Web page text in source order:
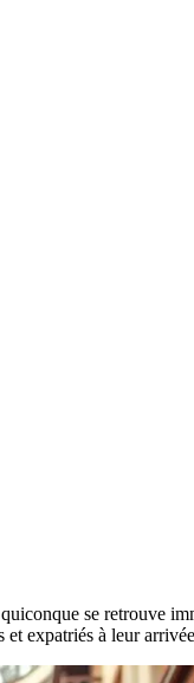
se retrouve
expatriés à leur